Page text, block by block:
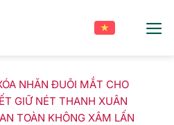
NHĂN ĐUÔI MẮT CHO
GIỮ NÉT THANH XUÂN
TOÀN KHÔNG XÂM LẤN